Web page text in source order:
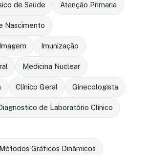
de Saúde Atenção Primaria
Nascimento
Imunização
Medicina Nuclear
Clínico Geral Ginecologista
de Laboratório Clinico
Gráficos Dinâmicos